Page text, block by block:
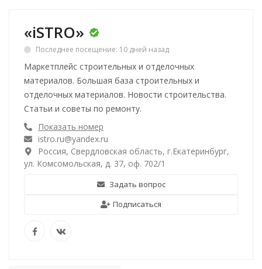
«iSTRO»
Последнее посещение: 10 дней назад
Маркетплейс строительных и отделочных
материалов. Большая база строительных и
отделочных материалов. Новости строительства.
Статьи и советы по ремонту.
Показать номер
istro.ru@yandex.ru
Россия, Свердловская область, г.Екатеринбург,
ул. Комсомольская, д. 37, оф. 702/1
Задать вопрос
Подписаться